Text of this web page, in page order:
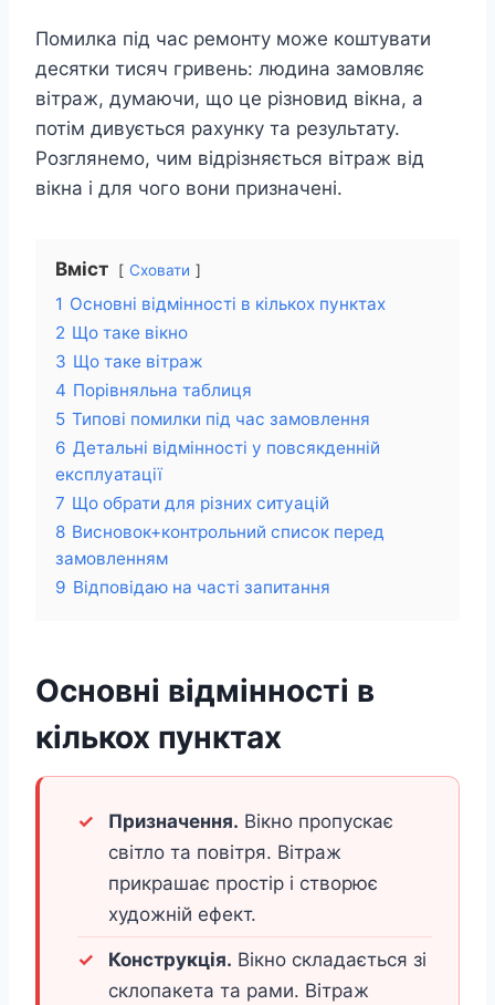
Помилка під час ремонту може коштувати
десятки тисяч гривень: людина замовляє
вітраж, думаючи, що це різновид вікна, а
потім дивується рахунку та результату.
Розглянемо, чим відрізняється вітраж від
вікна і для чого вони призначені.
Вміст Сховати
1 Основні відмінності в кількох пунктах
2 Що таке вікно
3 Що таке вітраж
4 Порівняльна таблиця
5 Типові помилки під час замовлення
6 Детальні відмінності у повсякденній
експлуатації
7 Що обрати для різних ситуацій
8 Висновок+контрольний список перед
замовленням
9 Відповідаю на часті запитання
Основні відмінності в
кількох пунктах
Призначення. Вікно пропускає
світло та повітря. Вітраж
прикрашає простір і створює
художній ефект.
Конструкція. Вікно складається зі
склопакета та рами. Вітраж